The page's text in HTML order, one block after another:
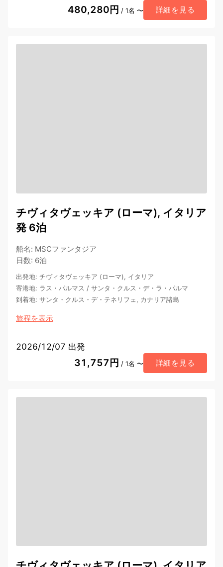
480,280円 / 1名 〜 詳細を見る
チヴィタヴェッキア (ローマ), イタリア
発 6泊
船名: MSCファンタジア
日数: 6泊
出発地: チヴィタヴェッキア (ローマ), イタリア
寄港地: ラス・パルマス / サンタ・クルス・デ・ラ・パルマ
到着地: サンタ・クルス・デ・テネリフェ, カナリア諸島
旅程を表示
2026/12/07 出発
31,757円 / 1名 〜 詳細を見る